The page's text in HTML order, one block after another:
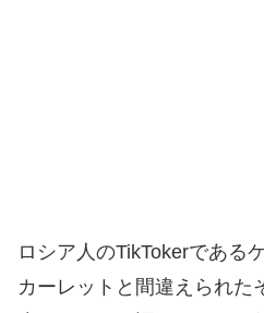
ロシア人のTikTokerである
カーレットと間違えられた